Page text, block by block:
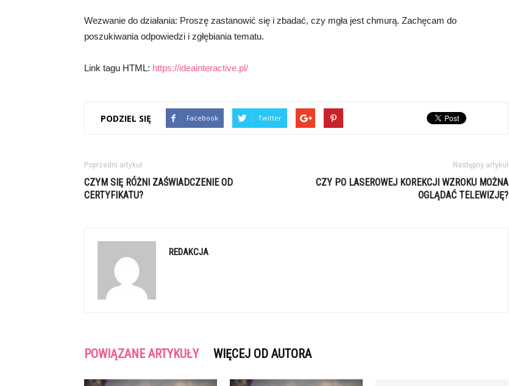
Wezwanie do działania: Proszę zastanowić się i zbadać, czy mgła jest chmurą. Zachęcam do
poszukiwania odpowiedzi i zgłębiania tematu.
Link tagu HTML: https://ideainteractive.pl/
PODZIEL SIĘ Facebook Twitter
Poprzedni artykuł
CZYM SIĘ RÓŻNI ZAŚWIADCZENIE OD
CERTYFIKATU?
Następny artykuł
CZY PO LASEROWEJ KOREKCJI WZROKU MOŻNA
OGLĄDAĆ TELEWIZJĘ?
REDAKCJA
POWIĄZANE ARTYKUŁY WIĘCEJ OD AUTORA